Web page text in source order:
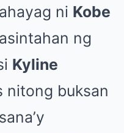
ni Kobe
ng
Kyline
nitong buksan